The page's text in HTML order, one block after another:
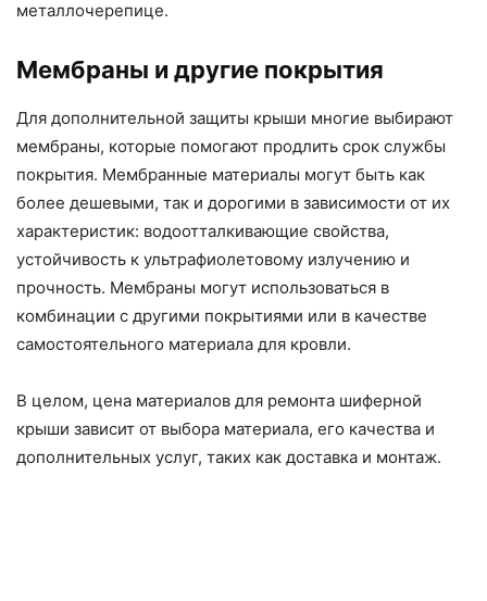
металлочерепице.
Мембраны и другие покрытия
Для дополнительной защиты крыши многие выбирают
мембраны, которые помогают продлить срок службы
покрытия. Мембранные материалы могут быть как
более дешевыми, так и дорогими в зависимости от их
характеристик: водоотталкивающие свойства,
устойчивость к ультрафиолетовому излучению и
прочность. Мембраны могут использоваться в
комбинации с другими покрытиями или в качестве
самостоятельного материала для кровли.
В целом, цена материалов для ремонта шиферной
крыши зависит от выбора материала, его качества и
дополнительных услуг, таких как доставка и монтаж.